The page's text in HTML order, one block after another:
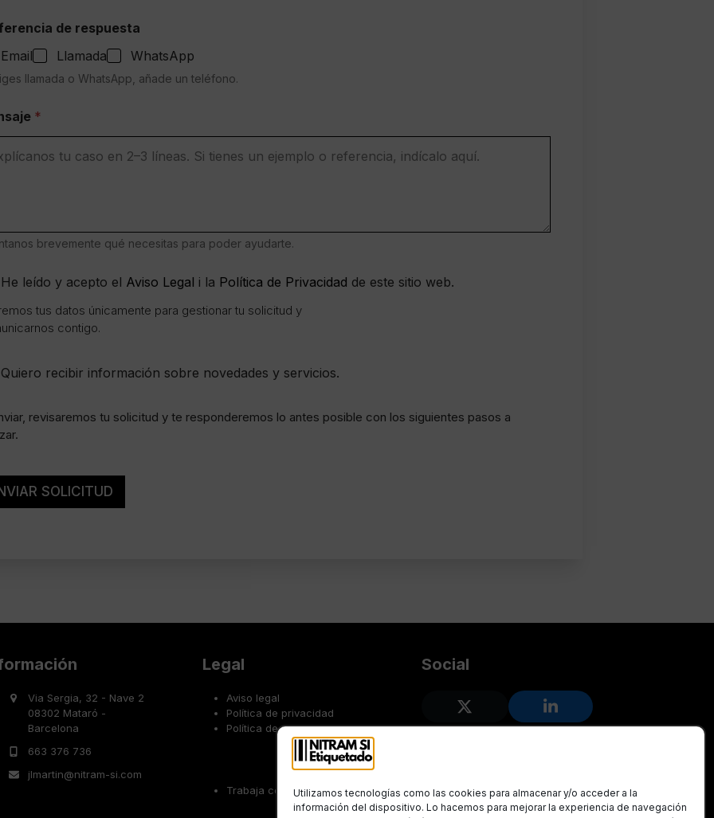
Utilizamos tecnologías como las cookies para almacenar y/o acceder a la
información del dispositivo. Lo hacemos para mejorar la experiencia de navegación
de respuesta
Email
Llamada WhatsApp
llamada o WhatsApp, añade un teléfono.
*
brevemente qué necesitas para poder ayudarte.
He leído y acepto el Aviso Legal i la Política de Privacidad de este sitio web.
tus datos únicamente para gestionar tu solicitud y
contigo.
Quiero recibir información sobre novedades y servicios.
revisaremos tu solicitud y te responderemos lo antes posible con los siguientes pasos a
SOLICITUD
Via Sergia, 32 - Nave 2
08302 Mataró -
Barcelona
663 376 736
jlmartin@nitram-si.com
Legal
Aviso legal
Política de privacidad
Política de cookies
Trabaja con nosotros
Social
Twitter
(deprecated)
LinkedIn